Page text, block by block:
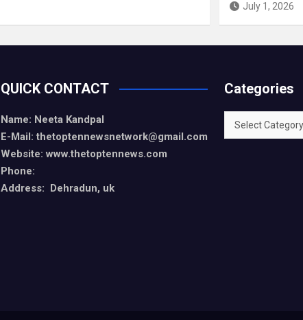
July 1, 2026
QUICK CONTACT
Name: Neeta Kandpal
E-Mail: thetoptennewsnetwork@gmail.com
Website: www.thetoptennews.com
Phone:
Address: Dehradun, uk
Categories
Categories